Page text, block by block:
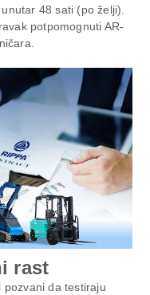
48 sati (po želji).
potpomognuti AR-
rast
pozvani da testiraju